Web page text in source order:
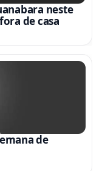
neste
de casa
de